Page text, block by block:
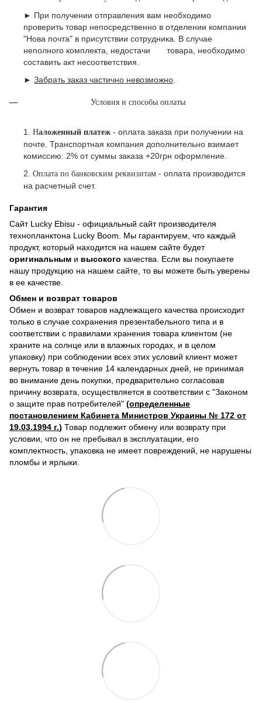
► При получении отправления вам необходимо
проверить товар непосредственно в отделении компании
"Нова почта" в присутствии сотрудника. В случае
неполного комплекта, недостачи товара, необходимо
составить акт несоответствия.
► Забрать заказ частично невозможно
Условия и способы оплаты
1. Наложенный платеж - оплата заказа при получении на
почте. Транспортная компания дополнительно взимает
комиссию: 2% от суммы заказа +20грн оформление.
2. Оплата по банковским реквизитам - оплата производится
на расчетный счет.
Гарантия
Сайт Lucky Ebisu - официальный сайт производителя
технопланктона Lucky Boom. Мы гарантируем, что каждый
продукт, который находится на нашем сайте будет
оригинальным и высокого качества. Если вы покупаете
нашу продукцию на нашем сайте, то вы можете быть уверены
в ее качестве.
Обмен и возврат товаров
Обмен и возврат товаров надлежащего качества происходит
только в случае сохранения презентабельного типа и в
соответствии с правилами хранения товара клиентом (не
храните на солнце или в влажных городах, и в целом
упаковку) при соблюдении всех этих условий клиент может
вернуть товар в течение 14 календарных дней, не принимая
во внимание день покупки, предварительно согласовав
причину возврата, осуществляется в соответствии с "Законом
о защите прав потребителей" (определенные
постановлением Кабинета Министров Украины № 172 от
19.03.1994 г.) Товар подлежит обмену или возврату при
условии, что он не пребывал в эксплуатации, его
комплектность, упаковка не имеет повреждений, не нарушены
пломбы и ярлыки.